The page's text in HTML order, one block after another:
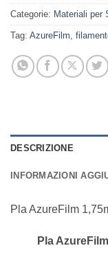
Categorie: Materiali per
Tag: AzureFilm,
DESCRIZIONE
INFORMAZIONI
Pla AzureFilm
Pla